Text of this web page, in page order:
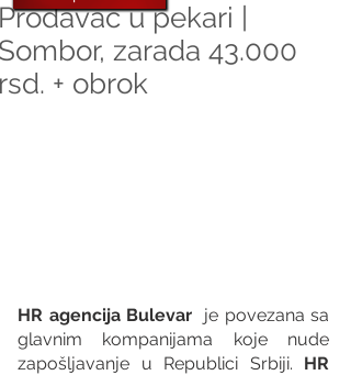
u pekari |
zarada 43.000
+ obrok
HR agencija Bulevar
  je povezana sa
glavnim kompanijama koje nude
zapošljavanje u Republici Srbiji. HR